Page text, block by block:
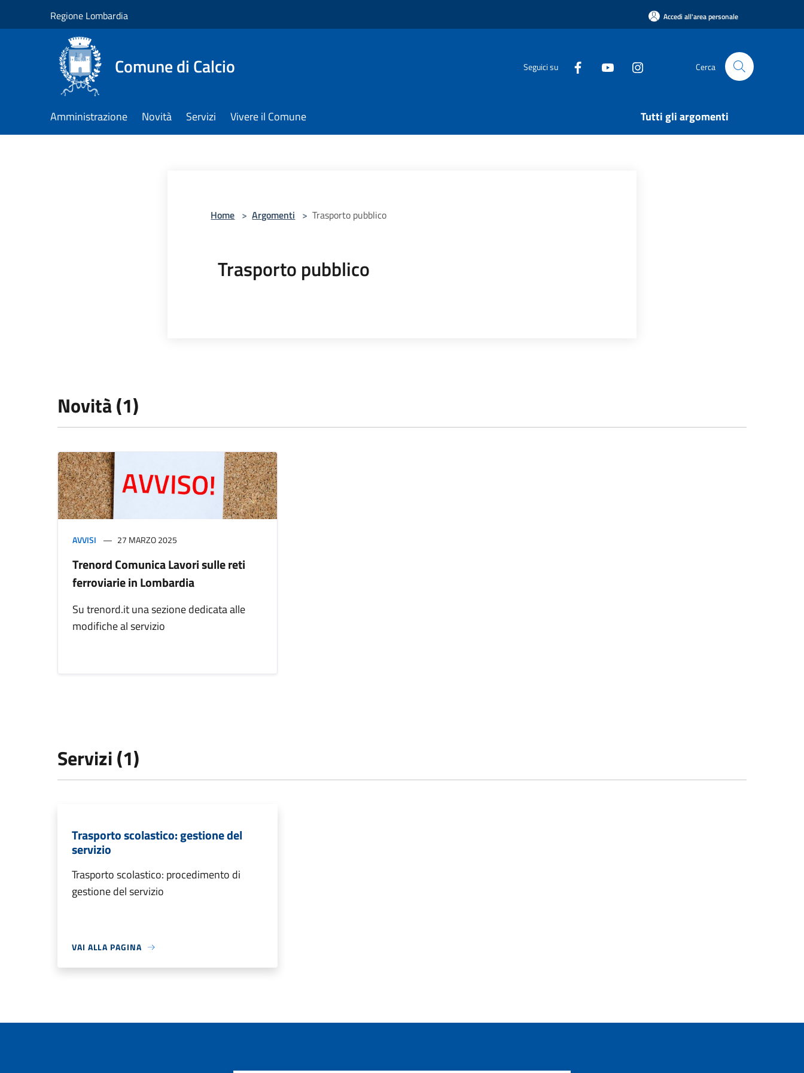
Regione Lombardia Accedi all'area personale
Comune di Calcio Seguici su Cerca
Amministrazione Novità Servizi Vivere il Comune Tutti gli argomenti
Home > Argomenti > Trasporto pubblico
Trasporto pubblico
Novità (1)
AVVISI 27 MARZO 2025
Trenord Comunica Lavori sulle reti
ferroviarie in Lombardia
Su trenord.it una sezione dedicata alle
modifiche al servizio
Servizi (1)
Trasporto scolastico: gestione del
servizio
Trasporto scolastico: procedimento di
gestione del servizio
VAI ALLA PAGINA